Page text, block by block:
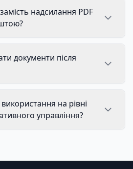
надсилання PDF
документи після
на рівні
управління?